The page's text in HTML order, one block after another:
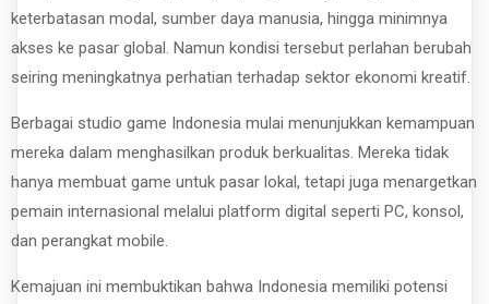
keterbatasan modal, sumber daya manusia, hingga minimnya
akses ke pasar global. Namun kondisi tersebut perlahan berubah
seiring meningkatnya perhatian terhadap sektor ekonomi kreatif.
Berbagai studio game Indonesia mulai menunjukkan kemampuan
mereka dalam menghasilkan produk berkualitas. Mereka tidak
hanya membuat game untuk pasar lokal, tetapi juga menargetkan
pemain internasional melalui platform digital seperti PC, konsol,
dan perangkat mobile.
Kemajuan ini membuktikan bahwa Indonesia memiliki potensi